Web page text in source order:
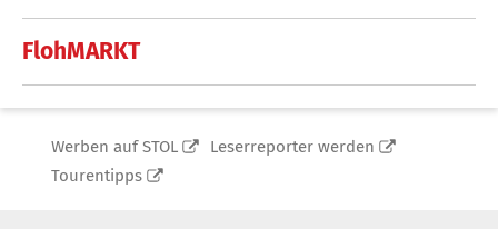
FlohMARKT
Werben auf STOL
Leserreporter werden
Tourentipps